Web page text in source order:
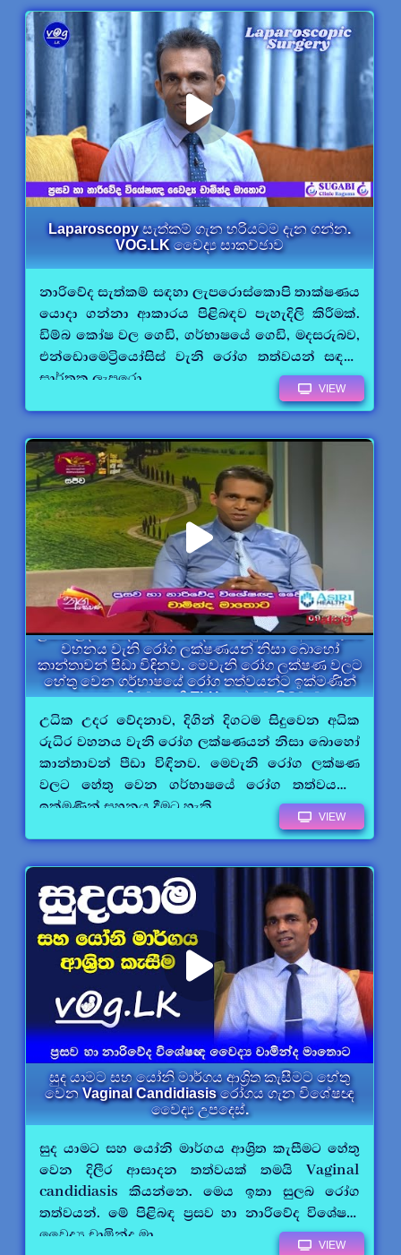
Laparoscopy සැත්කම් ගැන හරියටම දැන ගන්න.
VOG.LK වෛද්‍ය සාකච්ඡාව
නාරිවේද සැත්කම් සඳහා ලැපරොස්කොපි තාක්ෂණය
යොදා ගන්නා ආකාරය පිළිබඳව පැහැදිලි කිරීමක්.
ඩිම්බ කෝෂ වල ගෙඩි, ගර්භාෂයේ ගෙඩි, මදසරුබව,
එන්ඩොමෙට්‍රියෝසිස් වැනි රෝග තත්වයන් සඳහා
සාර්තක ලැපරො.....
VIEW
උධික උදර වේදනාව, දිගින් දිගටම සිදුවෙන අධික රුධිර
වහනය වැනි රෝග ලක්ෂණයන් නිසා බොහෝ
කාන්තාවන් පීඩා විඳිනව. මෙවැනි රෝග ලක්ෂණ වලට
හේතු වෙන ගර්භාෂයේ රෝග තත්වයන්ට ඉක්මණින්
සහනය දීමට හැකි TLH සැත්කම පිළිබඳව
උධික උදර වේදනාව, දිගින් දිගටම සිදුවෙන අධික
රුධිර වහනය වැනි රෝග ලක්ෂණයන් නිසා බොහෝ
කාන්තාවන් පීඩා විඳිනව. මෙවැනි රෝග ලක්ෂණ
වලට හේතු වෙන ගර්භාෂයේ රෝග තත්වයන්ට
ඉක්මණින් සහනය දීමට හැකි.....
VIEW
සුද යාමට සහ යෝනි මාර්ගය ආශ්‍රිත කැසීමට හේතු
වෙන Vaginal Candidiasis රෝගය ගැන විශේෂඥ
වෛද්‍ය උපදෙස්.
සුද යාමට සහ යෝනි මාර්ගය ආශ්‍රිත කැසීමට හේතු
වෙන දිලීර ආසාදන තත්වයක් තමයි Vaginal
candidiasis කියන්නෙ. මෙය ඉතා සුලබ රෝග
තත්වයන්. මේ පිළිබඳ ප්‍රසව හා නාරිවේද විශේෂඥ
වෛද්‍ය චාමින්ද මා.....
VIEW